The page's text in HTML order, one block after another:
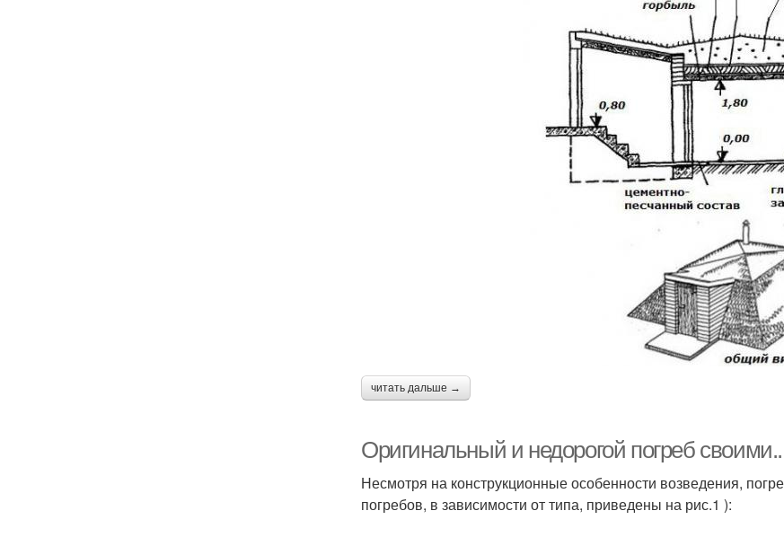
читать дальше →
Оригинальный и недорогой погреб
Несмотря на конструкционные особенности возведения,
погребов, в зависимости от типа, приведены на рис.1 ):